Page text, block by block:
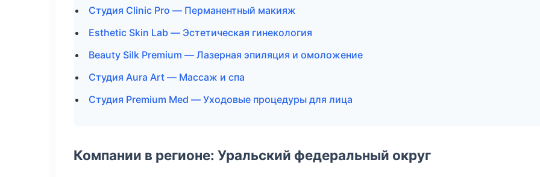
Студия Clinic Pro — Перманентный макияж
Esthetic Skin Lab — Эстетическая гинекология
Beauty Silk Premium — Лазерная эпиляция и омоложение
Студия Aura Art — Массаж и спа
Студия Premium Med — Уходовые процедуры для лица
Компании в регионе: Уральский федеральный округ